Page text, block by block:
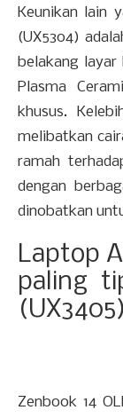
Keunikan lain
(UX5304)
belakang layar
Plasma
khusus.
melibatkan
ramah
dengan
dinobatkan
Laptop
paling
(UX3405)
Zenbook 14